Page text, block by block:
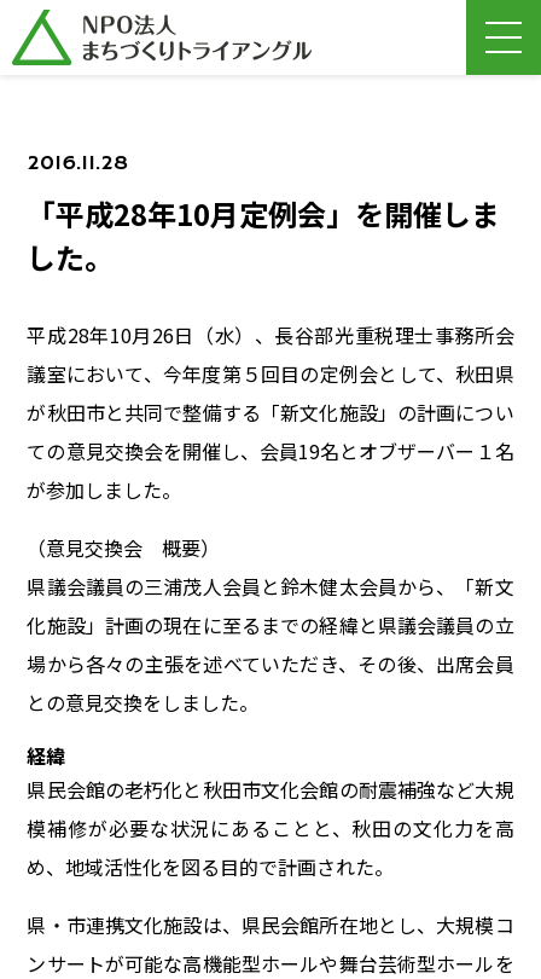
2016.11.28
「平成28年10月定例会」を開催しま
した。
平成28年10月26日（水）、長谷部光重税理士事務所会
議室において、今年度第５回目の定例会として、秋田県
が秋田市と共同で整備する「新文化施設」の計画につい
ての意見交換会を開催し、会員19名とオブザーバー１名
が参加しました。
（意見交換会 概要）
県議会議員の三浦茂人会員と鈴木健太会員から、「新文
化施設」計画の現在に至るまでの経緯と県議会議員の立
場から各々の主張を述べていただき、その後、出席会員
との意見交換をしました。
経緯
県民会館の老朽化と秋田市文化会館の耐震補強など大規
模補修が必要な状況にあることと、秋田の文化力を高
め、地域活性化を図る目的で計画された。
県・市連携文化施設は、県民会館所在地とし、大規模コ
ンサートが可能な高機能型ホールや舞台芸術型ホールを